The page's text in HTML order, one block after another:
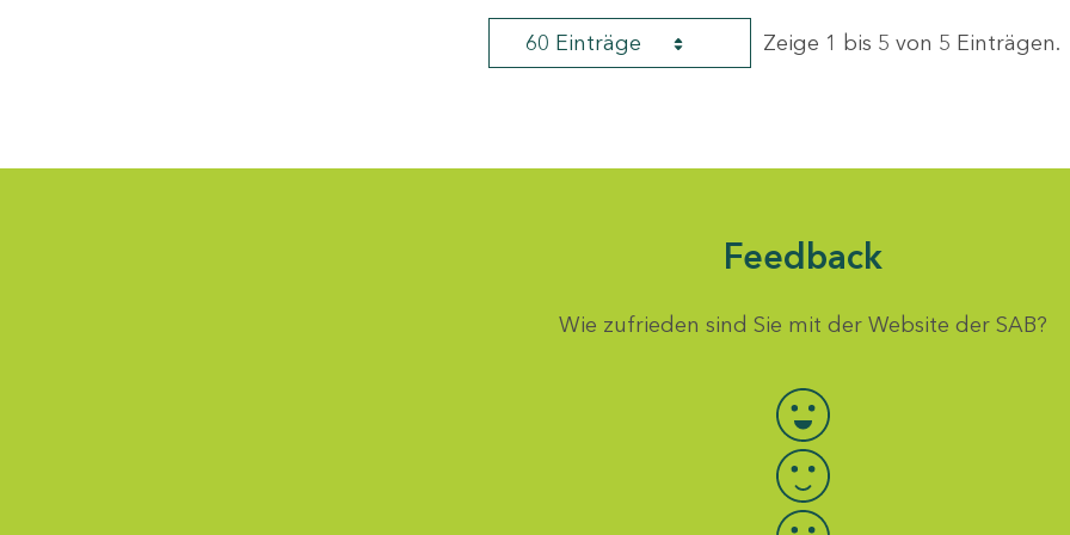
60 Einträge Zeige 1 bis 5 von 5 Einträgen.
Feedback
Wie zufrieden sind Sie mit der Website der SAB?
Bewertung auswählen